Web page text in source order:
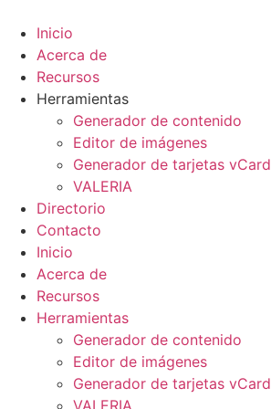
contenido
Inicio
Acerca de
Recursos
Herramientas
Generador de contenido
Editor de imágenes
Generador de tarjetas vCard
VALERIA
Directorio
Contacto
Inicio
Acerca de
Recursos
Herramientas
Generador de contenido
Editor de imágenes
Generador de tarjetas vCard
VALERIA